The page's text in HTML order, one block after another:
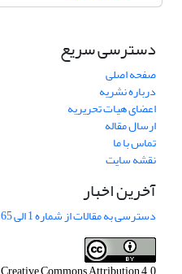
دسترسی سریع
صفحه اصلی
درباره نشریه
اعضای هیات تحریریه
ارسال مقاله
تماس با ما
نقشه سایت
آخرین اخبار
دسترسی به مقالات از شماره 1 الی 65 پژوهشهای جغرافیایی